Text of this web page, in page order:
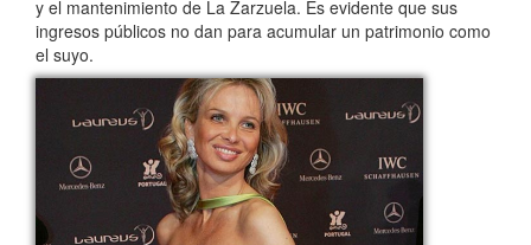
y el mantenimiento de La Zarzuela. Es evidente que sus
ingresos públicos no dan para acumular un patrimonio como
el suyo.